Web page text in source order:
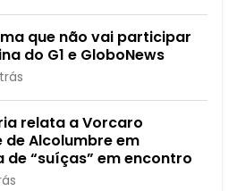
que não vai participar
do G1 e GloboNews
relata a Vorcaro
de Alcolumbre em
de “suíças” em encontro